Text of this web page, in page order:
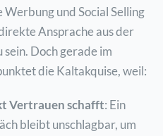
und Social Selling
Ansprache aus der
Doch gerade im
die Kaltakquise, weil:
Vertrauen schafft: Ein
bleibt unschlagbar, um